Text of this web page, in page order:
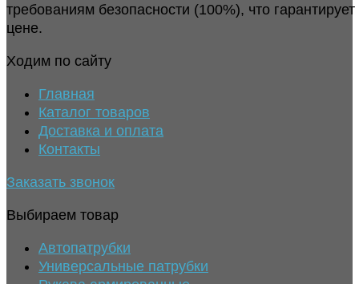
требованиям безопасности (100%), что
цене.
Ходим по сайту
Главная
Каталог товаров
Доставка и оплата
Контакты
Заказать звонок
Выбираем товар
Автопатрубки
Универсальные патрубки